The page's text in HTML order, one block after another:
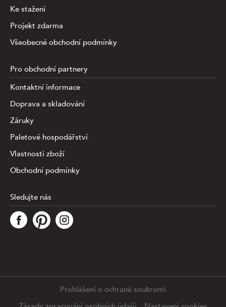
Tato stránka využívá soubory cookies ke shromažďování a
analýze informací o výkonu a používání webu, zajištění
fungování funkcí ze sociálních médií a ke zlepšení a
Souhlasím se všemi cookies
Ke stažení
Projekt zdarma
Všeobecné obchodní podmínky
Pro obchodní partnery
Kontaktní informace
Doprava a skladování
Záruky
Paletové hospodářství
Vlastnosti zboží
Obchodní podmínky
Sledujte nás
Prohlášení o ochraně soukromí